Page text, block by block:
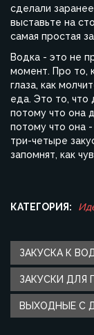
сделали
выставьте на
самая простая
Водка - это не
момент. Про то,
глаза, как
еда. Это то,
потому что она
потому что она
три-четыре
запомнят, как
КАТЕГОРИЯ:
ЗАКУСКА К
ЗАКУСКИ ДЛЯ
ВЫХОДНЫЕ С